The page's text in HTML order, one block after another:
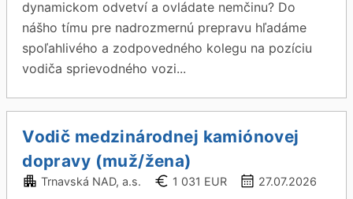
dynamickom odvetví a ovládate nemčinu? Do
nášho tímu pre nadrozmernú prepravu hľadáme
spoľahlivého a zodpovedného kolegu na pozíciu
vodiča sprievodného vozi...
Vodič medzinárodnej kamiónovej
dopravy (muž/žena)
Trnavská NAD, a.s. 1 031 EUR 27.07.2026